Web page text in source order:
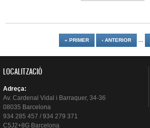
« PRIMER ‹ ANTERIOR
LOCALITZACIÓ
Adreça:
Av. Cardenal Vidal i Barraquer, 34-36
08035 Barcelona
934 285 457 / 934 279 371
C5J2+8G Barcelona